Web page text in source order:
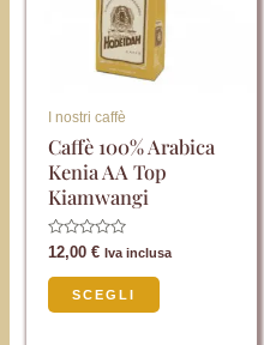
I nostri caffè
Caffè 100% Arabica
Kenia AA Top
Kiamwangi
Valutato
0
su
12,00 € Iva inclusa
SCEGLI
Le
opzioni
essere
scelte